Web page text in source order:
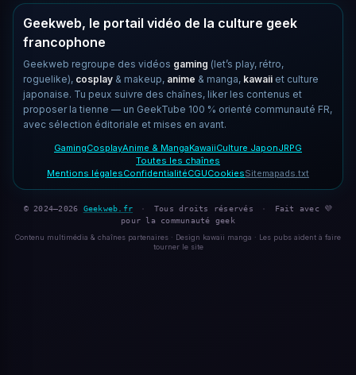
Geekweb, le portail vidéo de la culture geek
francophone
Geekweb regroupe des vidéos gaming (let’s play, rétro,
roguelike), cosplay & makeup, anime & manga, kawaii et culture
japonaise. Tu peux suivre des chaînes, liker les contenus et
proposer la tienne — un GeekTube 100 % orienté communauté FR,
avec sélection éditoriale et mises en avant.
GamingCosplayAnime & MangaKawaiiCulture JaponJRPG
Toutes les chaînes
Mentions légalesConfidentialitéCGUCookiesSitemapads.txt
© 2024–2026 Geekweb.fr · Tous droits réservés ·
Fait avec 💜
pour la communauté geek
Contenu multimédia & chaînes partenaires · Design kawaii manga · Les pubs aident à faire
tourner le site